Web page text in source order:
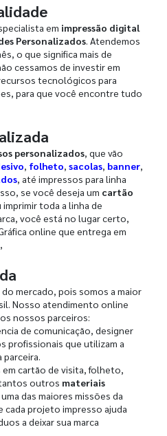
em impressão digital
Personalizados. Atendemos
o que significa mais de
cessamos de investir em
tecnológicos para
para que você encontre tudo
personalizados, que vão
, folheto, sacolas, banner,
, até impressos para linha
se você deseja um cartão
imprimir toda a linha de
você está no lugar certo,
online que entrega em
mercado, pois somos a maior
Nosso atendimento online
nossos parceiros:
de comunicação, designer
profissionais que utilizam a
parceira.
em cartão de visita, folheto,
outros materiais
das maiores missões da
cada projeto impresso ajuda
a deixar sua marca